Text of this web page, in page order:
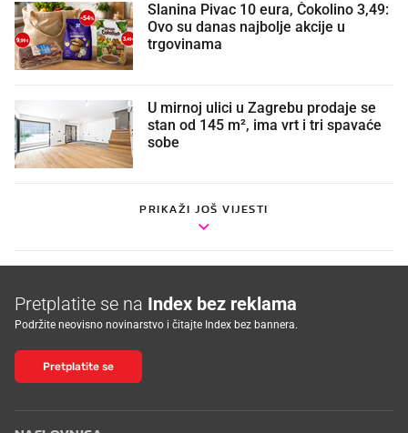
Slanina Pivac 10 eura, Čokolino 3,49:
Ovo su danas najbolje akcije u
trgovinama
U mirnoj ulici u Zagrebu prodaje se
stan od 145 m², ima vrt i tri spavaće
sobe
PRIKAŽI JOŠ VIJESTI
Pretplatite se na Index bez reklama
Podržite neovisno novinarstvo i čitajte Index bez bannera.
Pretplatite se